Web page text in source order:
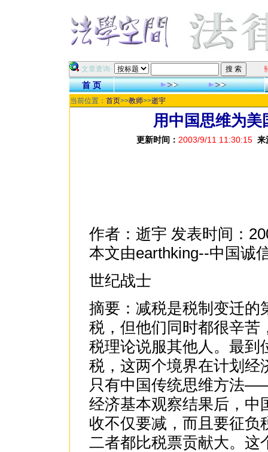
·文章查询· 祝各位
首 页
当前位置： 首页>>教师>>逝宇
用中国思维为
更新时间： 2003/9/11 11:30:15 来
作者：逝宇 发表时间：
本文由earthking--中国诚
世纪战士
摘要：减税是税制变迁的
税，但他们同时都很辛苦
税理论说服其他人。最到
税，这两个境界在计划经
只有中国传统思维方法
经济基本观察结果后，中
收不仅要减，而且要征负
二者都比税票贡献大。这